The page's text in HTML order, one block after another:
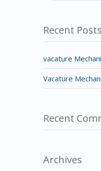
Recent Posts
vacature
Vacature
Recent
Archives